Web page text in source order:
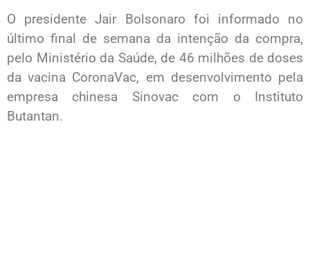
O presidente Jair Bolsonaro foi informado no
último final de semana da intenção da compra,
pelo Ministério da Saúde, de 46 milhões de doses
da vacina CoronaVac, em desenvolvimento pela
empresa chinesa Sinovac com o Instituto
Butantan.